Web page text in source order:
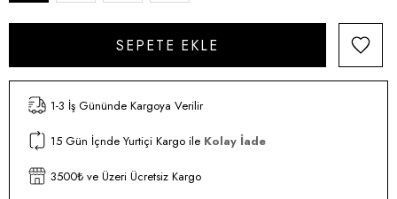
1-3 İş Gününde Kargoya Verilir
15 Gün İçnde Yurtiçi Kargo ile Kolay İade
3500₺ ve Üzeri Ücretsiz Kargo